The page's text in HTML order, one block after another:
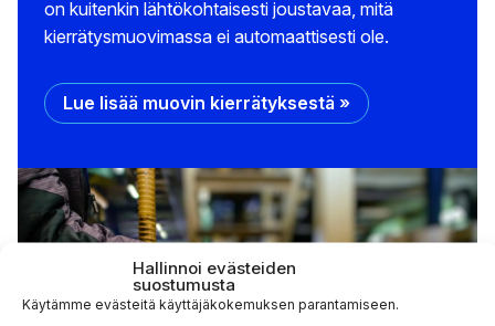
Hallinnoi evästeiden
suostumusta
Käytämme evästeitä käyttäjäkokemuksen parantamiseen.
on kuitenkin lähtökohtaisesti joustavaa, mitä
kierrätysmuovimassa ei automaattisesti ole.
Lue lisää muovin kierrätyksestä »